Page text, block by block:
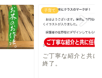
子育て
ご丁寧な紹介と共に
終了。